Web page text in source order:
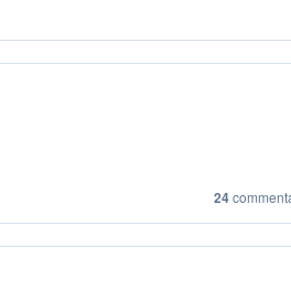
24